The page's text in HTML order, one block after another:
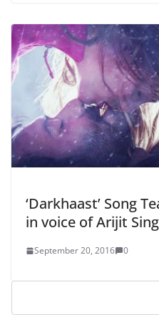
‘Darkhaast’ Song
in voice of Arijit
September 20, 2016 0